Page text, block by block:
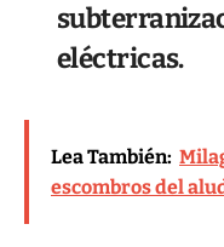
eléctricas.
Lea También:
escombros del